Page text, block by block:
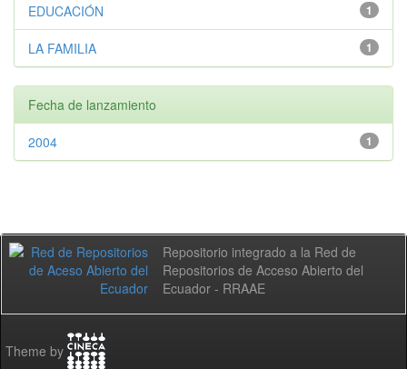
1
EDUCACIÓN
1
LA FAMILIA
Fecha de lanzamiento
1
2004
Repositorio integrado a la Red de
Repositorios de Acceso Abierto del
Ecuador - RRAAE
Theme by